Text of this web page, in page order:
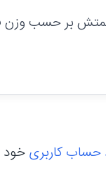
قیمتش بر حسب
حساب کاربریخود